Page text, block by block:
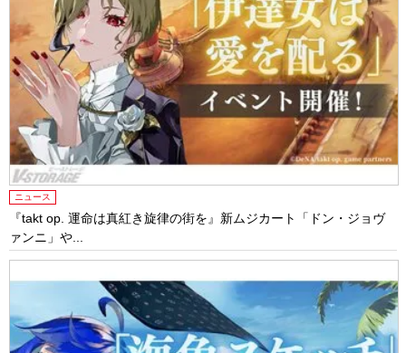
ニュース
『takt op. 運命は真紅き旋律の街を』新ムジカート「ドン・ジョヴ
ァンニ」や...